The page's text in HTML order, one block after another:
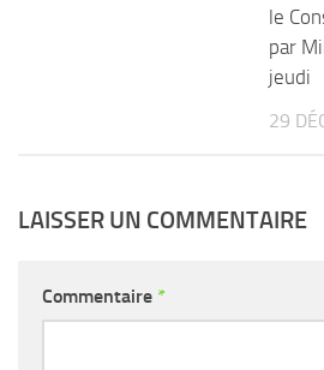
le
par
jeudi
29
LAISSER UN COMMENTAIRE
Commentaire *